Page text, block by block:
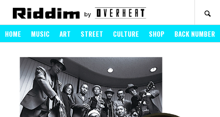
HOME MUSIC ART STREET CULTURE SHOP BACK NUMBER